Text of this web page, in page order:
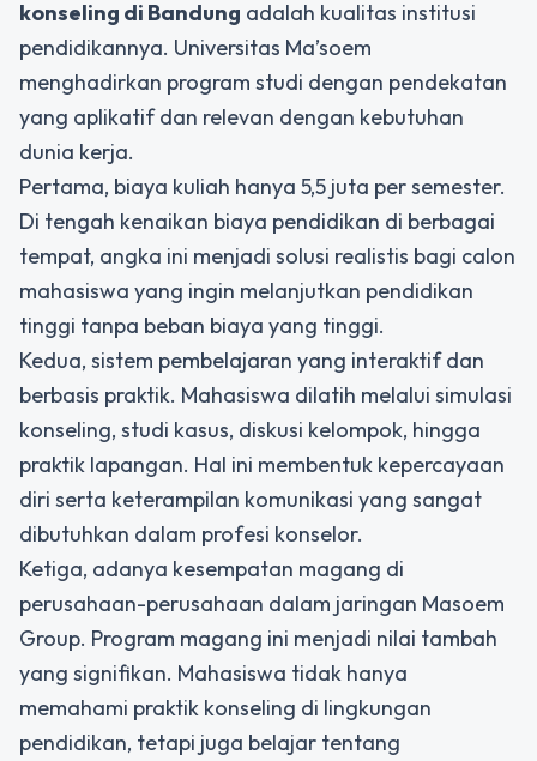
konseling di Bandung adalah kualitas institusi
pendidikannya. Universitas Ma’soem
menghadirkan program studi dengan pendekatan
yang aplikatif dan relevan dengan kebutuhan
dunia kerja.
Pertama, biaya kuliah hanya 5,5 juta per semester.
Di tengah kenaikan biaya pendidikan di berbagai
tempat, angka ini menjadi solusi realistis bagi calon
mahasiswa yang ingin melanjutkan pendidikan
tinggi tanpa beban biaya yang tinggi.
Kedua, sistem pembelajaran yang interaktif dan
berbasis praktik. Mahasiswa dilatih melalui simulasi
konseling, studi kasus, diskusi kelompok, hingga
praktik lapangan. Hal ini membentuk kepercayaan
diri serta keterampilan komunikasi yang sangat
dibutuhkan dalam profesi konselor.
Ketiga, adanya kesempatan magang di
perusahaan-perusahaan dalam jaringan Masoem
Group. Program magang ini menjadi nilai tambah
yang signifikan. Mahasiswa tidak hanya
memahami praktik konseling di lingkungan
pendidikan, tetapi juga belajar tentang